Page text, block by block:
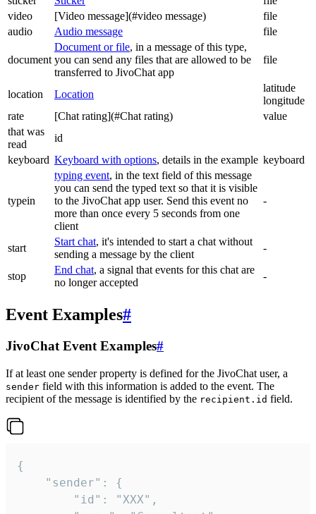
video
[Video message](#video message)
file
audio
Audio message file
document
Document or file, in a message of this type,
you can send any files that are allowed to be
transferred to JivoChat app
file
location Location
latitude
longitude
rate
[Chat rating](#Chat rating)
value
that was
read
id
keyboard Keyboard with options, details in the example keyboard
typein
typing event, in the text field of this message
you can send the typed text so that it is visible
to the JivoChat app user. Send this event no
more than once every 5 seconds from one
client
-
start
Start chat, it's intended to start a chat without
sending a message by the client
-
stop
End chat, a signal that events for this chat are
no longer accepted
-
Event Examples#
JivoChat Event Examples#
If at least one sender property is defined for the JivoChat user, a
sender field with this information is added to the event. The
recipient of the message is identified by the recipient.id field.
{